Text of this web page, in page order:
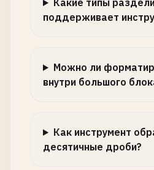
Какие типы
поддерживает
Можно ли
внутри большого
Как инструмент
десятичные дроби?